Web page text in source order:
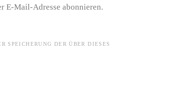
E-Mail-Adresse abonnieren.
SPEICHERUNG DER ÜBER DIESES